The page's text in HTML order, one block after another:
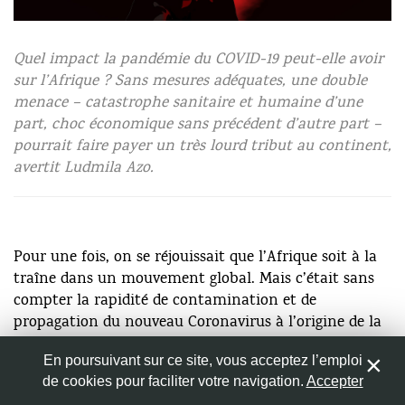
Nom *
Adresse de messagerie *
Enregistrer mon nom, mon e-mail et mon site web dans
le navigateur pour mon prochain commentaire.
Quel impact la pandémie du COVID-19 peut-elle avoir
sur l’Afrique ? Sans mesures adéquates, une double
menace – catastrophe sanitaire et humaine d’une
part, choc économique sans précédent d’autre part –
pourrait faire payer un très lourd tribut au continent,
avertit Ludmila Azo.
Pour une fois, on se réjouissait que l’Afrique soit à la
traîne dans un mouvement global. Mais c’était sans
compter la rapidité de contamination et de
propagation du nouveau Coronavirus à l’origine de la
depuis janvier 2020.
En poursuivant sur ce site, vous acceptez l’emploi
de cookies pour faciliter votre navigation. Accepter